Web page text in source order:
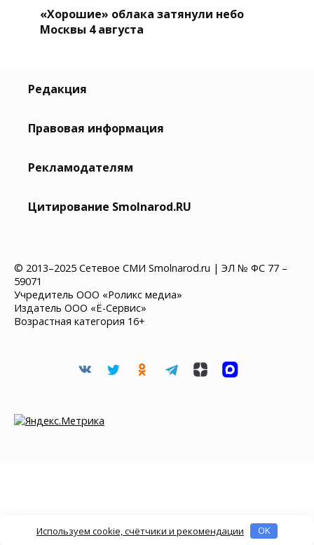
«Хорошие» облака затянули небо
Москвы 4 августа
Редакция
Правовая информация
Рекламодателям
Цитирование Smolnarod.RU
© 2013–2025 Сетевое СМИ Smolnarod.ru | ЭЛ № ФС 77 –
59071
Учредитель ООО «Роликс медиа»
Издатель ООО «Ё-Сервис»
Возрастная категория 16+
Используем cookie, счётчики и рекомендации OK